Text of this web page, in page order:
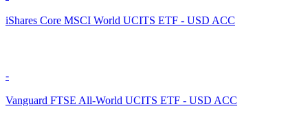
iShares Core MSCI World UCITS ETF - USD ACC
-
Vanguard FTSE All-World UCITS ETF - USD ACC